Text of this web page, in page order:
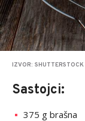
IZVOR: SHUTTERSTOCK
Sastojci:
375 g brašna